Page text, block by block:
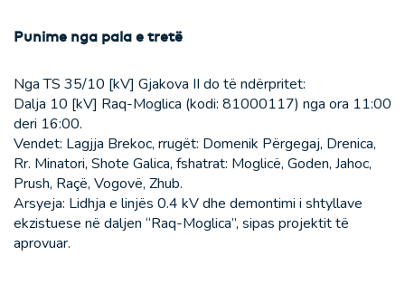
Punime nga pala e tretë
Nga TS 35/10 [kV] Gjakova II do të ndërpritet:
Dalja 10 [kV] Raq-Moglica (kodi: 81000117) nga ora 11:00
deri 16:00.
Vendet: Lagjja Brekoc, rrugët: Domenik Përgegaj, Drenica,
Rr. Minatori, Shote Galica, fshatrat: Moglicë, Goden, Jahoc,
Prush, Raçë, Vogovë, Zhub.
Arsyeja: Lidhja e linjës 0.4 kV dhe demontimi i shtyllave
ekzistuese në daljen “Raq-Moglica”, sipas projektit të
aprovuar.